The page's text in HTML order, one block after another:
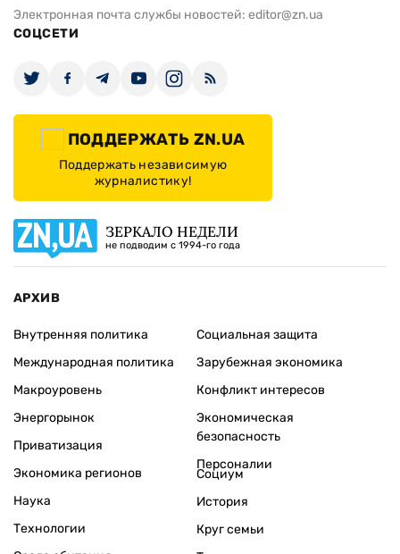
Электронная почта службы новостей: editor@zn.ua
СОЦСЕТИ
ПОДДЕРЖАТЬ ZN.UA
Поддержать независимую
журналистику!
ЗЕРКАЛО НЕДЕЛИ
не подводим с 1994-го года
АРХИВ
Внутренняя политика
Международная политика
Макроуровень
Энергорынок
Приватизация
Экономика регионов
Социальная защита
Зарубежная экономика
Конфликт интересов
Экономическая
безопасность
Персоналии
Наука
Технологии
Социум
История
Круг семьи